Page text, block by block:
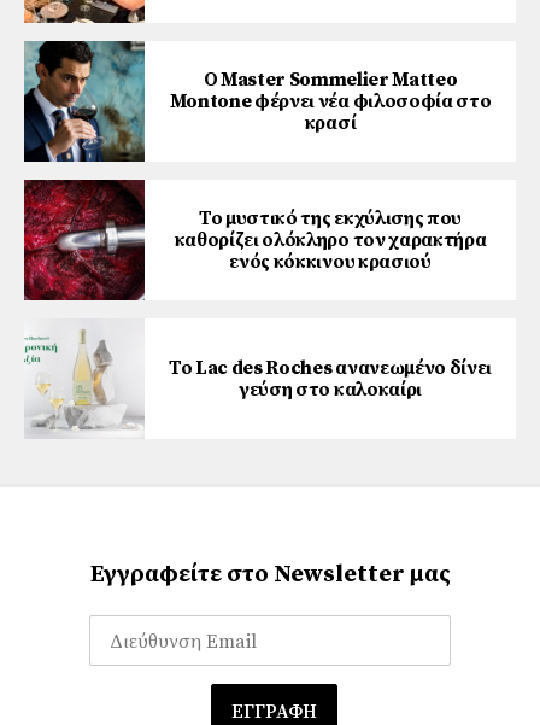
Ο Master Sommelier Matteo
Montone φέρνει νέα φιλοσοφία στο
κρασί
Το μυστικό της εκχύλισης που
καθορίζει ολόκληρο τον χαρακτήρα
ενός κόκκινου κρασιού
Το Lac des Roches ανανεωμένο δίνει
γεύση στο καλοκαίρι
Εγγραφείτε στο Newsletter μας